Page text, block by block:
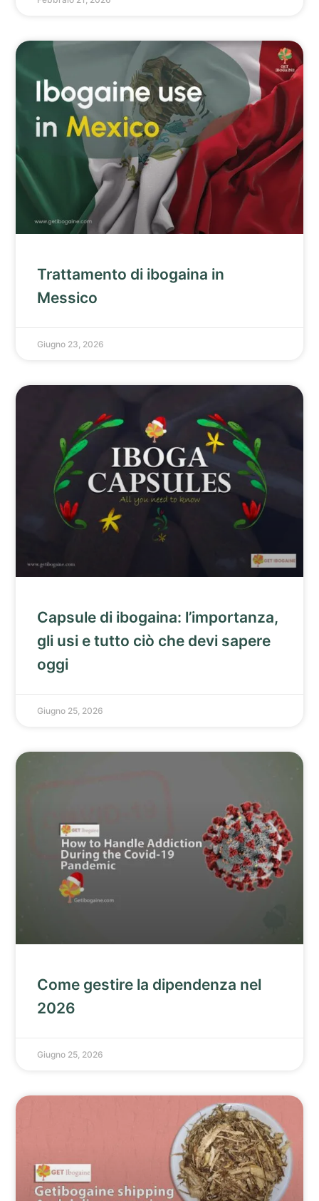
Trattamento di ibogaina in
Messico
Giugno 23, 2026
Capsule di ibogaina: l’importanza,
gli usi e tutto ciò che devi sapere
oggi
Giugno 25, 2026
Come gestire la dipendenza nel
2026
Giugno 25, 2026